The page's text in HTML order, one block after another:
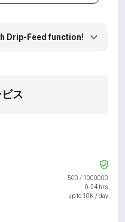
Drip-Feed function!
ス
500 / 1000000
0-24 hrs
up to 10K / day